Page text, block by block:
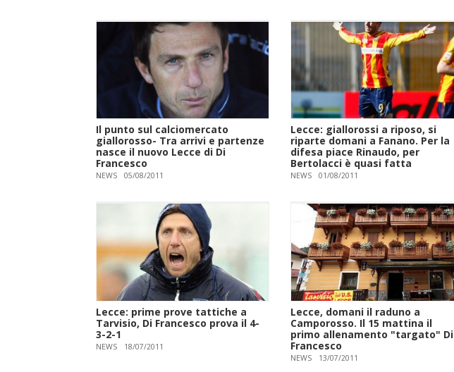
Il punto sul calciomercato
giallorosso- Tra arrivi e partenze
nasce il nuovo Lecce di Di
Francesco
NEWS 05/08/2011
Lecce: giallorossi a riposo, si
riparte domani a Fanano. Per la
difesa piace Rinaudo, per
Bertolacci è quasi fatta
NEWS 01/08/2011
Lecce: prime prove tattiche a
Tarvisio, Di Francesco prova il 4-
3-2-1
NEWS 18/07/2011
Lecce, domani il raduno a
Camporosso. Il 15 mattina il
primo allenamento "targato" Di
Francesco
NEWS 13/07/2011